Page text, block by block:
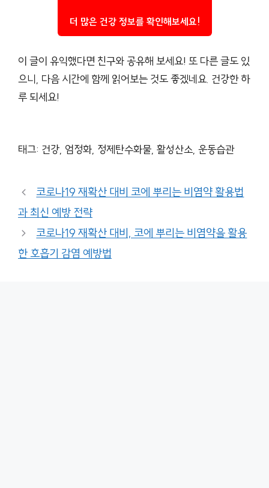
더 많은 건강 정보를 확인해보세요!
이 글이 유익했다면 친구와 공유해 보세요! 또 다른 글도 있
으니, 다음 시간에 함께 읽어보는 것도 좋겠네요. 건강한 하
루 되세요!
태그: 건강, 엄정화, 정제탄수화물, 활성산소, 운동습관
코로나19 재확산 대비 코에 뿌리는 비염약 활용법
과 최신 예방 전략
코로나19 재확산 대비, 코에 뿌리는 비염약을 활용
한 호흡기 감염 예방법